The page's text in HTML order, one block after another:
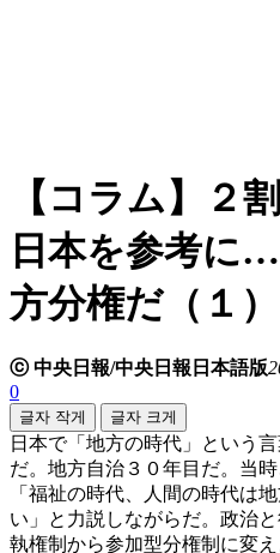
【コラム】２
日本を参考に
方分権だ（１）
ⓒ 中央日報/中央日報日本語版
0
글자 작게 글자 크게
日本で「地方の時代」という
だ。地方自治３０年目だ。当
「福祉の時代、人間の時代は
い」と力説しながらだ。政治
執権制から参加型分権制に変